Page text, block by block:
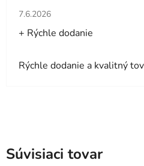
Hodnotenie obchodu je 5 z 5
7.6.2026
+ Rýchle dodanie
Rýchle dodanie a kvalitný
Súvisiaci tovar